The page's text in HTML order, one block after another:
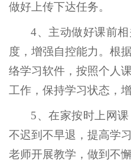
做好上传下达任务。
4、主动做好课前
度，增强自控能力。根
络学习软件，按照个人
工作，保持学习状态，
5、在家按时上网
不迟到不早退，提高学
老师开展教学，做到不